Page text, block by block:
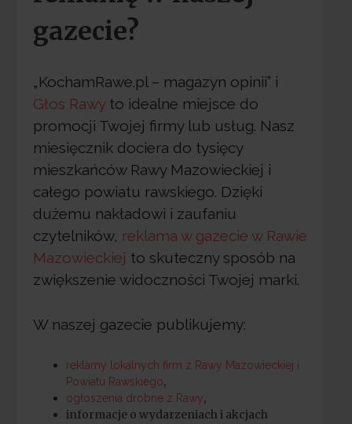
gazecie?
„KochamRawe.pl – magazyn opinii” i
Głos Rawyto idealne miejsce do
promocji Twojej firmy lub usług. Nasz
miesięcznik dociera do tysięcy
mieszkańców Rawy Mazowieckiej i
całego powiatu rawskiego. Dzięki
dużemu nakładowi i zaufaniu
czytelników, reklama w gazecie w Rawie
Mazowieckiej to skuteczny sposób na
zwiększenie widoczności Twojej marki.
W naszej gazecie publikujemy:
reklamy lokalnych firm z Rawy Mazowieckiej i
Powiatu Rawskiego,
ogłoszenia drobne z Rawy,
informacje o wydarzeniach i akcjach